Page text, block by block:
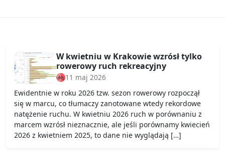
W kwietniu w Krakowie wzrósł tylko
rowerowy ruch rekreacyjny
11 maj 2026
Ewidentnie w roku 2026 tzw. sezon rowerowy rozpoczął
się w marcu, co tłumaczy zanotowane wtedy rekordowe
natężenie ruchu. W kwietniu 2026 ruch w porównaniu z
marcem wzrósł nieznacznie, ale jeśli porównamy kwiecień
2026 z kwietniem 2025, to dane nie wyglądają […]